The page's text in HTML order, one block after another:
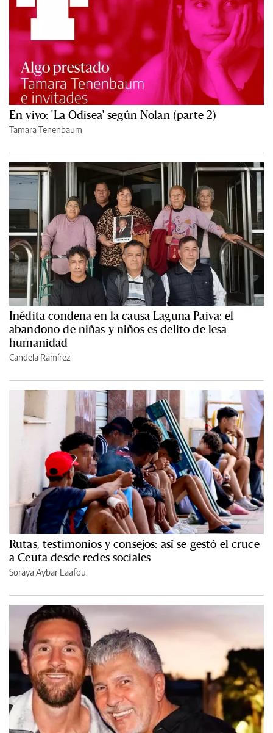
En vivo: 'La Odisea' según Nolan (parte 2)
Tamara Tenenbaum
Inédita condena en la causa Laguna Paiva: el
abandono de niñas y niños es delito de lesa
humanidad
Candela Ramírez
Rutas, testimonios y consejos: así se gestó el cruce
a Ceuta desde redes sociales
Soraya Aybar Laafou